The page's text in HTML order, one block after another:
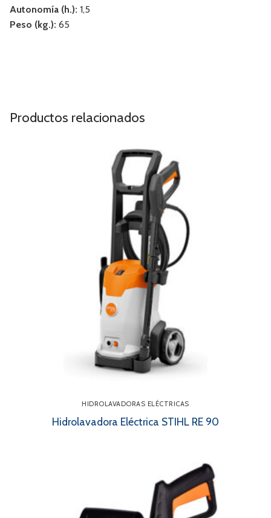
Autonomía (h.): 1,5
Peso (kg.): 65
Productos relacionados
HIDROLAVADORAS ELÉCTRICAS
Hidrolavadora Eléctrica STIHL RE 90